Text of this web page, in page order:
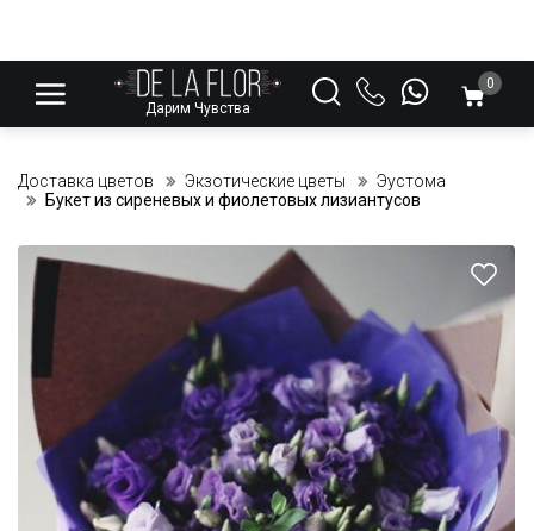
Дарим Чувства
0
Доставка цветов Экзотические цветы
Эустома
Букет из сиреневых и фиолетовых лизиантусов